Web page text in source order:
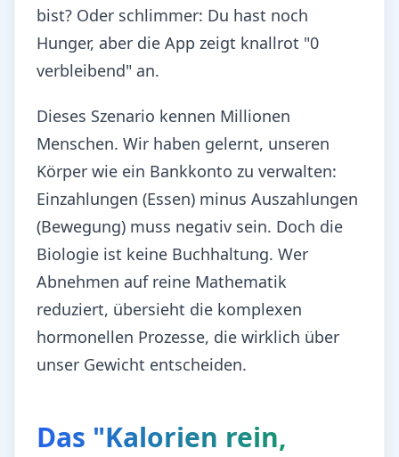
bist? Oder schlimmer: Du hast noch
Hunger, aber die App zeigt knallrot "0
verbleibend" an.
Dieses Szenario kennen Millionen
Menschen. Wir haben gelernt, unseren
Körper wie ein Bankkonto zu verwalten:
Einzahlungen (Essen) minus Auszahlungen
(Bewegung) muss negativ sein. Doch die
Biologie ist keine Buchhaltung. Wer
Abnehmen auf reine Mathematik
reduziert, übersieht die komplexen
hormonellen Prozesse, die wirklich über
unser Gewicht entscheiden.
Das "Kalorien rein,